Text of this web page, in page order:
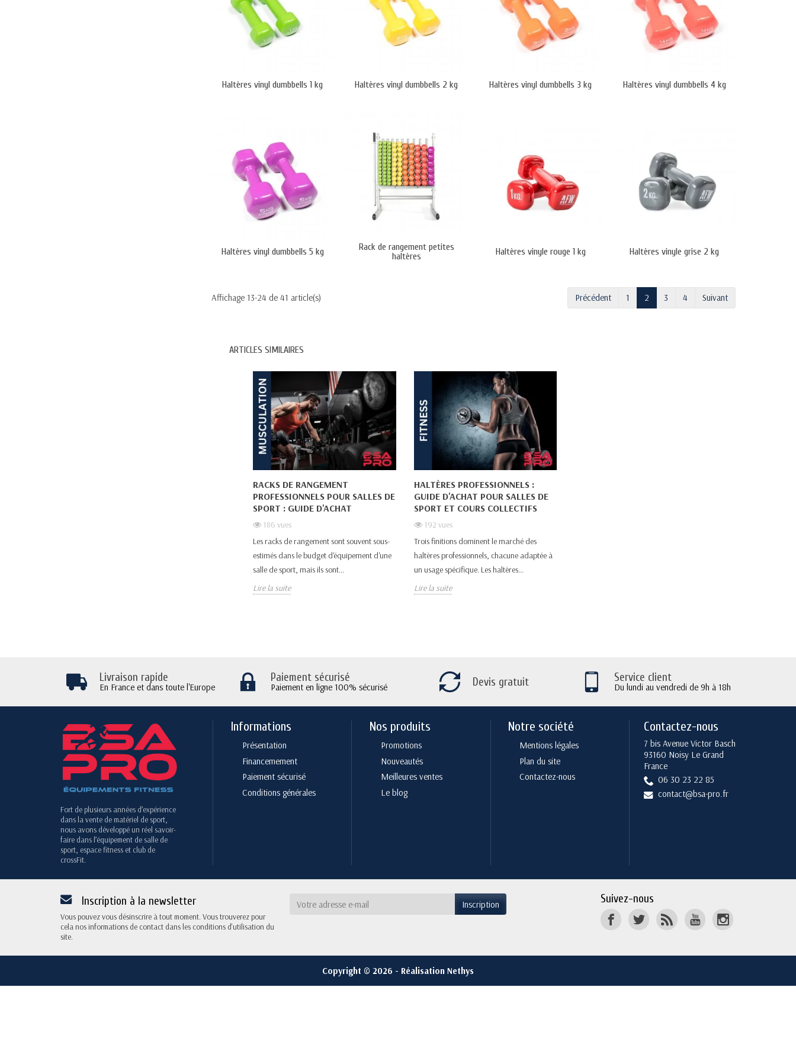
Demander un devis gratuit sous 24h
Haltères vinyl dumbbells 1 kg Haltères vinyl dumbbells 2 kg Haltères vinyl dumbbells 3 kg Haltères vinyl dumbbells 4 kg
Haltères vinyl dumbbells 5 kg
Rack de rangement petites
haltères
Haltères vinyle rouge 1 kg Haltères vinyle grise 2 kg
Affichage 13-24 de 41 article(s) Précédent 1 2 3 4 Suivant
ARTICLES SIMILAIRES
RACKS DE RANGEMENT
PROFESSIONNELS POUR SALLES DE
SPORT : GUIDE D'ACHAT
186vues
Les racks de rangement sont souvent sous-
estimés dans le budget d'équipement d'une
salle de sport, mais ils sont...
Lire la suite
HALTÈRES PROFESSIONNELS :
GUIDE D'ACHAT POUR SALLES DE
SPORT ET COURS COLLECTIFS
192 vues
Trois finitions dominent le marché des
haltères professionnels, chacune adaptée à
un usage spécifique. Les haltères...
Lire la suite
Livraison rapide
En France et dans toute l'Europe
Paiement sécurisé
Paiement en ligne 100% sécurisé Devis gratuit Service client
Du lundi au vendredi de 9h à 18h
Fort de plusieurs années d’expérience
dans la vente de matériel de sport,
nous avons développé un réel savoir-
faire dans l’équipement de salle de
sport, espace fitness et club de
crossFit.
Informations
Présentation
Financemement
Paiement sécurisé
Conditions générales
Nos produits
Promotions
Nouveautés
Meilleures ventes
Le blog
Notre société
Mentions légales
Plan du site
Contactez-nous
Contactez-nous
7 bis Avenue Victor Basch
93160 Noisy Le Grand
France
06 30 23 22 85
contact@bsa-pro.fr
Inscription à la newsletter
Vous pouvez vous désinscrire à tout moment. Vous trouverez pour
cela nos informations de contact dans les conditions d'utilisation du
site.
Suivez-nous
Copyright © 2026 - Réalisation Nethys